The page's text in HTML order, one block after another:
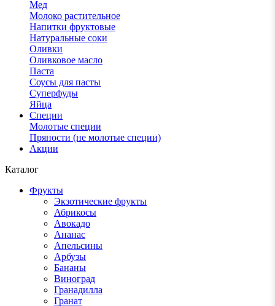
Мед
Молоко растительное
Напитки фруктовые
Натуральные соки
Оливки
Оливковое масло
Паста
Соусы для пасты
Суперфуды
Яйца
Специи
Молотые специи
Пряности (не молотые специи)
Акции
Каталог
Фрукты
Экзотические фрукты
Абрикосы
Авокадо
Ананас
Апельсины
Арбузы
Бананы
Виноград
Гранадилла
Гранат